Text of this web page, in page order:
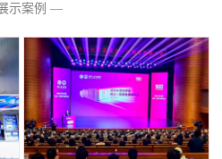
示案例 —